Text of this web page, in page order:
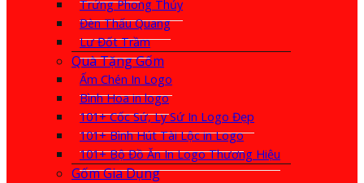
Trứng Phong Thủy
Đèn Thấu Quang
Lư Đốt Trầm
Quà Tặng Gốm
Ấm Chén In Logo
Bình Hoa in logo
101+ Cốc Sứ, Ly Sứ In Logo Đẹp
101+ Bình Hút Tài Lộc in Logo
101+ Bộ Đồ Ăn In Logo Thương Hiệu
Gốm Gia Dụng